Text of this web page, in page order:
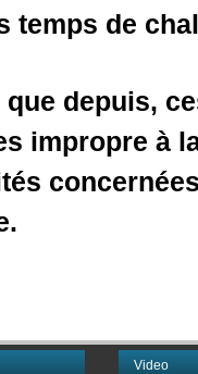
temps de
depuis,
impropre à
Video